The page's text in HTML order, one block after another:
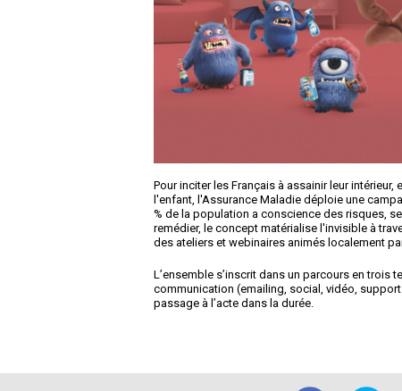
Pour inciter les Français à assainir leur
l'enfant, l'Assurance Maladie déploie une
% de la population a conscience des risques,
remédier, le concept matérialise l'invisible à
des ateliers et webinaires animés localement
L’ensemble s’inscrit dans un parcours en trois
communication (emailing, social, vidéo,
passage à l’acte dans la durée.